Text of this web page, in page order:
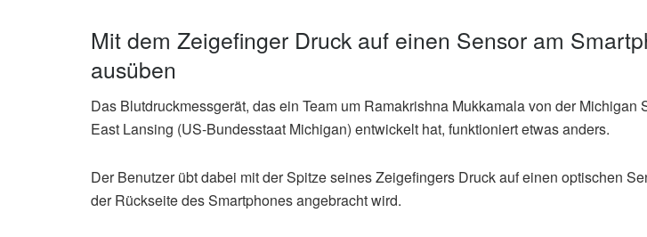
Mit dem Zeigefinger Druck auf einen Sensor am
ausüben
Das Blutdruckmessgerät, das ein Team um Ramakrishna Mukkamala von der Michigan
East Lansing (US-Bundesstaat Michigan) entwickelt hat, funktioniert etwas anders.
Der Benutzer übt dabei mit der Spitze seines Zeigefingers Druck auf einen optischen
der Rückseite des Smartphones angebracht wird.